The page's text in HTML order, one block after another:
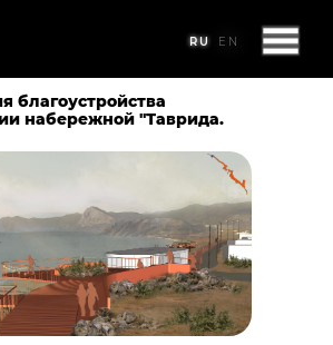
RU
EN
RU
RU EN
благоустройства
набережной "Таврида.